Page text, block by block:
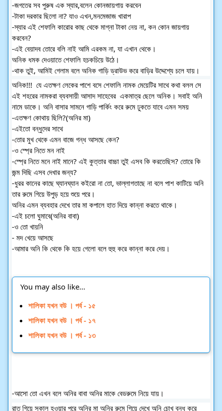
-জগতের সব পুরুষ এক স্যার,বলেন কোনজায়গায় করবেন
-টাকা দরকার ছিলো না? যাও এখন,মনমেজাজ খারাপ
-স্যার এই শেফালি কারোর কাছ থেকে মাগ্না টাকা নেয় না, কন কোন জায়গায়
করবেন?
-এই বেয়াদব তোরে বলি নাই আমি এরকম না, যা এখান থেকে।
অনিক ধমক দেওয়াতে শেফালি হচকচিয়ে উঠে।
-থাক তুই, আমিই গেলাম বলে অনিক গাড়ি ড্রাউভ করে বাড়ির উদ্দেশ্যে চলে যায়।
অনিক!!!  যে এতক্ষণ লেকের পাশে বসে শেফালি নামক মেয়েটির সাথে কথা বলল সে
এই শহরের নামকরা ব্যবসায়ী আসাদ সাহেবের  একমাত্র ছেলে অনিক। সবাই অনি
নামে ডাকে। অনি বাসার সামনে গাড়ি পার্কিং করে রুমে ঢুকতে যাবে এমন সময়
-এতক্ষণ কোথায় ছিলি?(অনির মা)
-এইতো বন্ধুদের সাথে
-তোর মুখ থেকে এমন বাজে গন্ধ আসছে কেন?
-ও স্প্রে নিতে মন নাই
-স্প্রে নিতে মনে নাই মানে? এই কুত্তার বাচ্চা তুই এসব কি করতেছিস? তোরে কি
জন্ম দিছি এসব দেখার জন্য?
-ধুরর কানের কাছে ঘ্যানঘ্যান কইরো না তো, ভাল্লাগতাছে না বলে পাশ কাটিয়ে অনি
তার রুমে গিয়ে উপুড় হয়ে শুয়ে পরে।
অনির এমন ব্যবহার দেখে তার মা কপালে হাত দিয়ে কান্না করতে থাকে।
-এই চলো ঘুমাবে(অনির বাবা)
-ও তো খায়নি
- মদ খেয়ে আসছে
-আমার অনি কি থেকে কি হয়ে গেলো বলে হুহু করে কান্না করে দেয়।
You may also like...
শালিকা যখন বউ । পর্ব - ১৫
শালিকা যখন বউ । পর্ব - ১৭
শালিকা যখন বউ । পর্ব - ১৩
-আসো তো এখন বলে অনির বাবা অনির মাকে বেডরুমে নিয়ে যায়।
রাত গিয়ে সকাল হওয়ার পরে অনির মা অনির রুমে গিয়ে দেখে অনি চোখ বন্ধ করে